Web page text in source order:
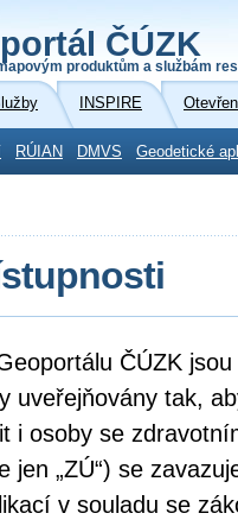
ČÚZK
produktům a službám
INSPIRE
RÚIAN DMVS Geodetické
ČÚZK
uveřejňovány tak,
i osoby se
jen „ZÚ“) se
v souladu se